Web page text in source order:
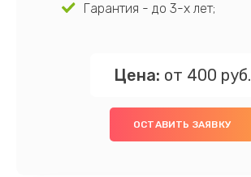
Гарантия - до 3-х лет;
Цена: от 400 руб.
ОСТАВИТЬ ЗАЯВКУ